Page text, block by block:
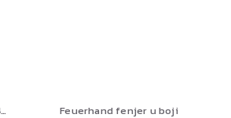
COZZE PLINSKA PEĆ ZA PIZZU 13" (90430) CLASSIC Feuerhand fenjer u boji